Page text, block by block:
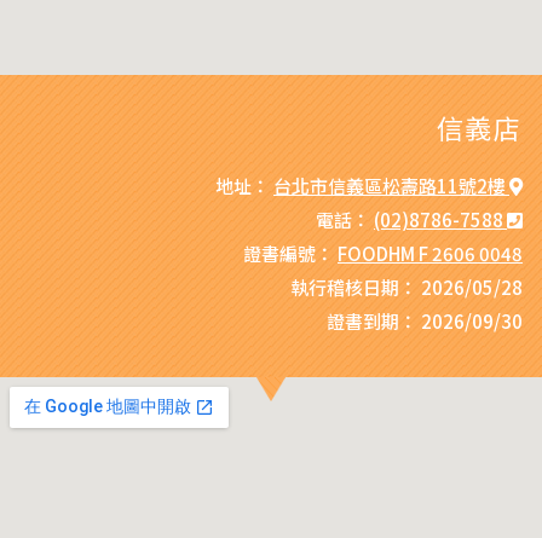
信義店
地址：台北市信義區松壽路11號2樓
電話： (02)8786-7588
證書編號： FOODHM F 2606 0048
執行稽核日期： 2026/05/28
證書到期： 2026/09/30